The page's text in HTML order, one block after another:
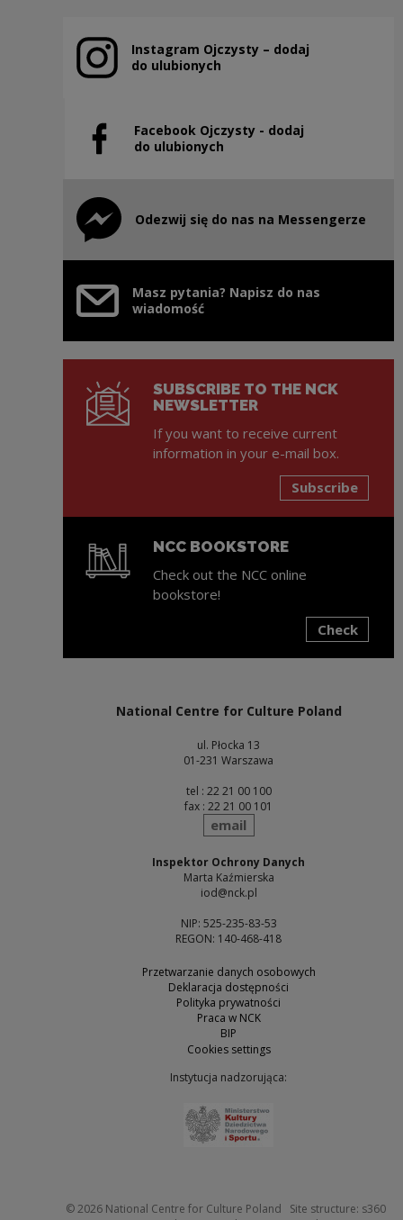
Instagram Ojczysty – dodaj
do ulubionych
Note, the link will open in a new window
Facebook Ojczysty - dodaj
do ulubionych
Note, the link will open in a new window
Odezwij się do nas na Messengerze
Note, the link will open in a new window
Masz pytania? Napisz do nas
wiadomość
SUBSCRIBE TO THE NCK
NEWSLETTER
If you want to receive current
information in your e-mail box.
Subscribe
NCC BOOKSTORE
Check out the NCC online
bookstore!
Check
National Centre for Culture Poland
ul. Płocka 13
01-231 Warszawa
tel : 22 21 00 100
fax : 22 21 00 101
send
email
Inspektor Ochrony Danych
Marta Kaźmierska
iod@nck.pl
NIP: 525-235-83-53
REGON: 140-468-418
Przetwarzanie danych osobowych
Deklaracja dostępności
Polityka prywatności
Praca w NCK
BIP
Cookies settings
Instytucja nadzorująca:
© 2026 National Centre for Culture Poland Site structure: s360